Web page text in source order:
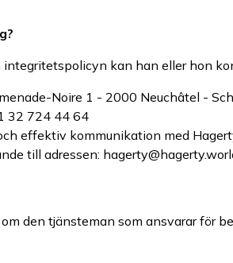
integritetspolicyn kan han eller hon
Noire 1 - 2000 Neuchâtel -
32 724 44 64
effektiv kommunikation med
till adressen:
den tjänsteman som ansvarar för